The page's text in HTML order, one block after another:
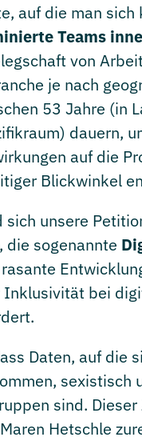
auf die man sich
Teams
von
je nach
53 Jahre (in
dauern,
auf die
Blickwinkel
unsere
sogenannte
bei
Daten, auf die
sexistisch
sind.
Hetschle